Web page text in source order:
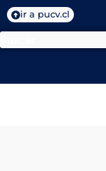
ir a pucv.cl